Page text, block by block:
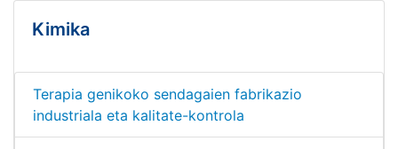
Kimika
Terapia genikoko sendagaien fabrikazio
industriala eta kalitate-kontrola